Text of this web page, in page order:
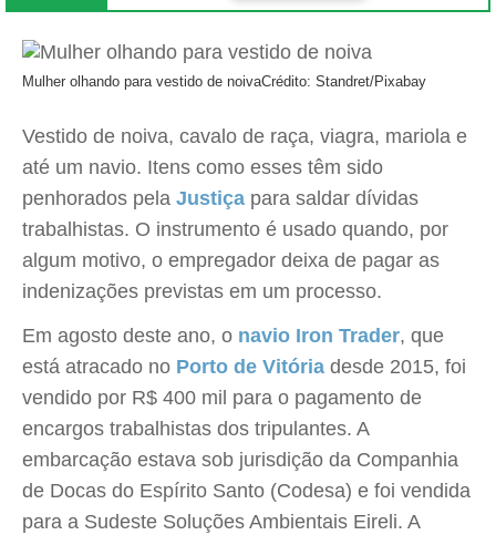
Mulher olhando para vestido de noivaCrédito: Standret/Pixabay
Vestido de noiva, cavalo de raça, viagra, mariola e
até um navio. Itens como esses têm sido
penhorados pela Justiça para saldar dívidas
trabalhistas. O instrumento é usado quando, por
algum motivo, o empregador deixa de pagar as
indenizações previstas em um processo.
Em agosto deste ano, o navio Iron Trader, que
está atracado no Porto de Vitória desde 2015, foi
vendido por R$ 400 mil para o pagamento de
encargos trabalhistas dos tripulantes. A
embarcação estava sob jurisdição da Companhia
de Docas do Espírito Santo (Codesa) e foi vendida
para a Sudeste Soluções Ambientais Eireli. A